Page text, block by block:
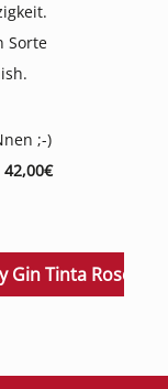
Sorte
;-)
Tinta Rosé Y